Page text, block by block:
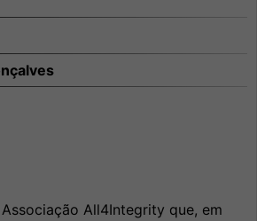
All4Integrity que, em